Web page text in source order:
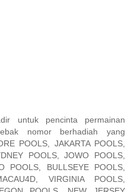
untuk pencinta permainan
nomor berhadiah yang
POOLS, JAKARTA POOLS,
POOLS, JOWO POOLS,
POOLS, BULLSEYE POOLS,
VIRGINIA POOLS,